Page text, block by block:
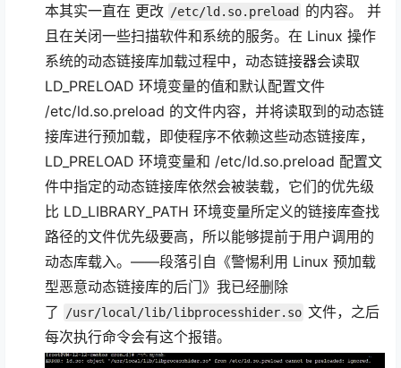
本其实一直在 更改 /etc/ld.so.preload 的内容。 并
且在关闭一些扫描软件和系统的服务。在 Linux 操作
系统的动态链接库加载过程中，动态链接器会读取
LD_PRELOAD 环境变量的值和默认配置文件
/etc/ld.so.preload 的文件内容，并将读取到的动态链
接库进行预加载，即使程序不依赖这些动态链接库，
LD_PRELOAD 环境变量和 /etc/ld.so.preload 配置文
件中指定的动态链接库依然会被装载，它们的优先级
比 LD_LIBRARY_PATH 环境变量所定义的链接库查找
路径的文件优先级要高，所以能够提前于用户调用的
动态库载入。——段落引自《警惕利用 Linux 预加载
型恶意动态链接库的后门》我已经删除
了
/usr/local/lib/libprocesshider.so 文件，之后
每次执行命令会有这个报错。